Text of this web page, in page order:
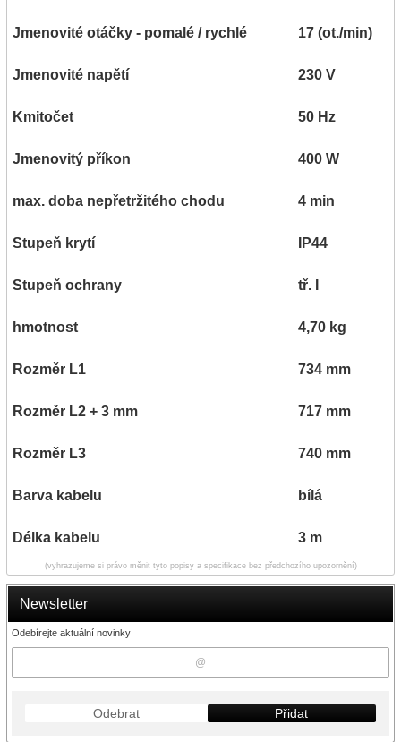
Newsletter
Odebírejte aktuální novinky
Odebrat Přidat
Jmenovité otáčky - pomalé / rychlé 17 (ot./min)
Jmenovité napětí 230 V
Kmitočet 50 Hz
Jmenovitý příkon 400 W
max. doba nepřetržitého chodu 4 min
Stupeň krytí IP44
Stupeň ochrany tř. I
hmotnost 4,70 kg
Rozměr L1 734 mm
Rozměr L2 + 3 mm 717 mm
Rozměr L3 740 mm
Barva kabelu bílá
Délka kabelu 3 m
(vyhrazujeme si právo měnit tyto popisy a specifikace bez předchozího upozornění)